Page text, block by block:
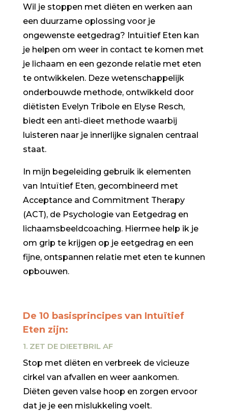
Wil je stoppen met diëten en werken aan
een duurzame oplossing voor je
ongewenste eetgedrag? Intuïtief Eten kan
je helpen om weer in contact te komen met
je lichaam en een gezonde relatie met eten
te ontwikkelen. Deze wetenschappelijk
onderbouwde methode, ontwikkeld door
diëtisten Evelyn Tribole en Elyse Resch,
biedt een anti-dieet methode waarbij
luisteren naar je innerlijke signalen centraal
staat.
In mijn begeleiding gebruik ik elementen
van Intuïtief Eten, gecombineerd met
Acceptance and Commitment Therapy
(ACT), de Psychologie van Eetgedrag en
lichaamsbeeldcoaching. Hiermee help ik je
om grip te krijgen op je eetgedrag en een
fijne, ontspannen relatie met eten te kunnen
opbouwen.
De 10 basisprincipes van Intuïtief
Eten zijn:
1. ZET DE DIEETBRIL AF
Stop met diëten en verbreek de vicieuze
cirkel van afvallen en weer aankomen.
Diëten geven valse hoop en zorgen ervoor
dat je je een mislukkeling voelt.